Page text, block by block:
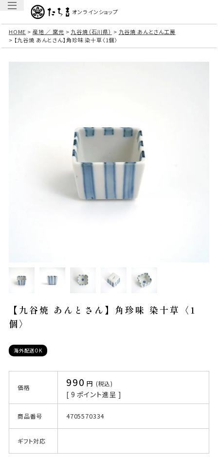
オンラインショップ
HOME 産地 ／ 窯元 九谷焼（石川県）
九谷焼 あんとさん工房
【九谷焼 あんとさん】角珍味 染十草〈1個〉
【九谷焼 あんとさん】角珍味 染十草〈1
個〉
海外配送OK
価格 990 税込
[ 9 ポイント進呈 ]
商品番号 4705570334
ギフト対応